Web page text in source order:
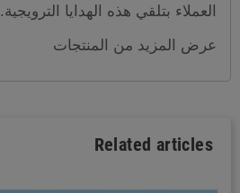
العملاء بتلقي هذه الهدايا الترويجية.
عرض المزيد من المنتجات
Related articles